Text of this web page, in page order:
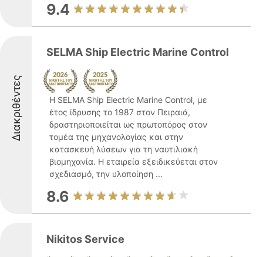
9.4
Διακριθέντες
SELMA Ship Electric Marine Control
Η SELMA Ship Electric Marine Control, με
έτος ίδρυσης το 1987 στον Πειραιά,
δραστηριοποιείται ως πρωτοπόρος στον
τομέα της μηχανολογίας και στην
κατασκευή λύσεων για τη ναυτιλιακή
βιομηχανία. Η εταιρεία εξειδικεύεται στον
σχεδιασμό, την υλοποίηση ...
8.6
Nikitos Service